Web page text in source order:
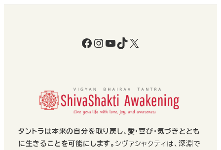
Facebook InstagramYouTube TikTok X
タントラは本来の自分を取り戻し、愛・喜び・気づきととも
に生きることを可能にします。シヴァシャクティは、深淵で